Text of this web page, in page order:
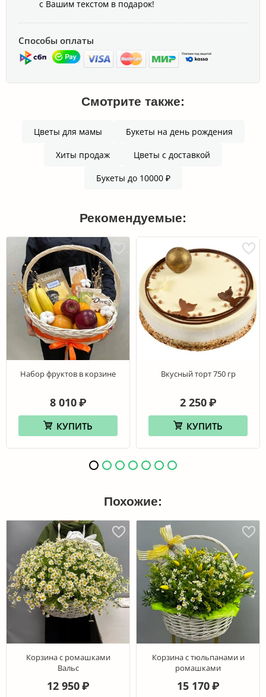
с Вашим текстом в подарок!
Способы оплаты
Смотрите также:
Цветы для мамы Букеты на день рождения
Хиты продаж Цветы с доставкой
Букеты до 10000 ₽
Рекомендуемые:
Набор фруктов в корзине
8 010 ₽
КУПИТЬ
Вкусный торт 750 гр
2 250 ₽
КУПИТЬ
Похожие:
Корзина с ромашками
Вальс
12 950 ₽
Корзина с тюльпанами и
ромашками
15 170 ₽